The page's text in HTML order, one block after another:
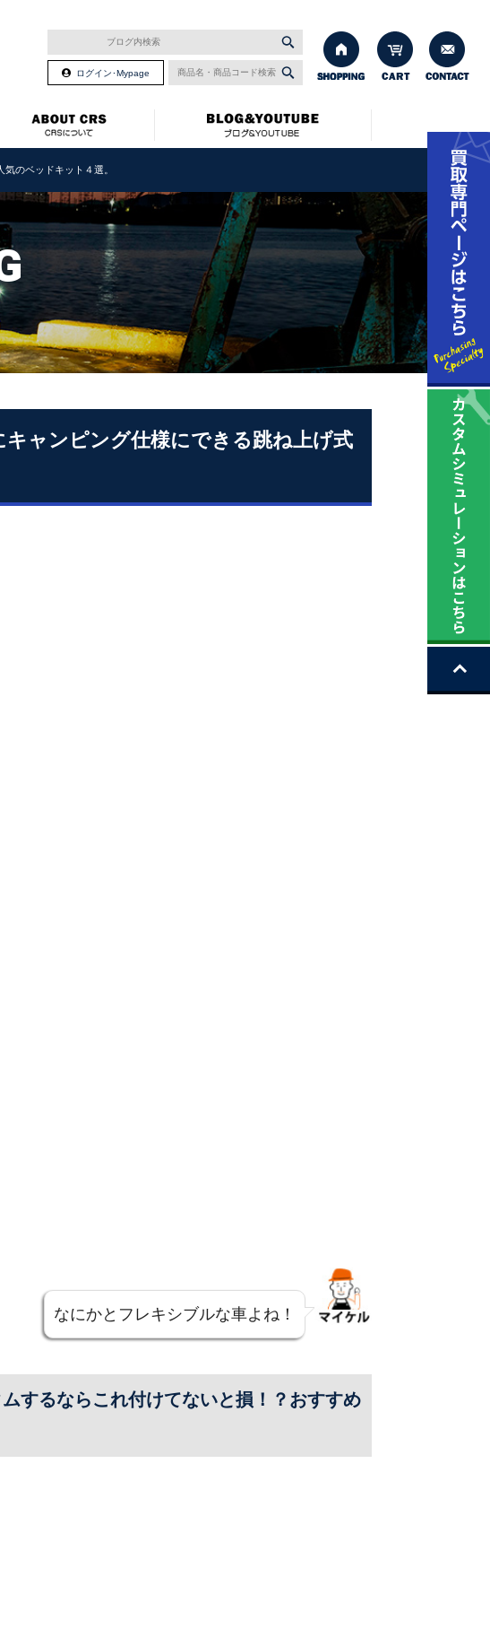
ログイン･Mypage
のベッドキット４選。
ャンピング仕様にできる跳ね上げ式
なにかとフレキシブルな車よね！
するならこれ付けてないと損！？おすすめ